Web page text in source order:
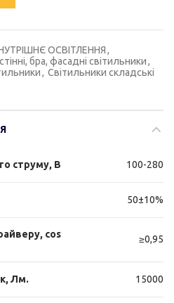
ОСВІТЛЕННЯ,
бра, фасадні світильники,
, Світильники складські
струму, В 100-280
50±10%
cos
≥0,95
Лм. 15000